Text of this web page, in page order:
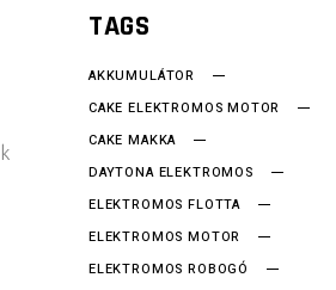
TAGS
AKKUMULÁTOR
CAKE ELEKTROMOS MOTOR
CAKE MAKKA
DAYTONA ELEKTROMOS
ELEKTROMOS FLOTTA
ELEKTROMOS MOTOR
ELEKTROMOS ROBOGÓ